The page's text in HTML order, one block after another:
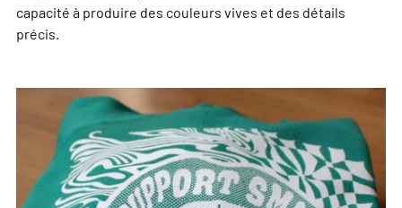
capacité à produire des couleurs vives et des détails
précis.